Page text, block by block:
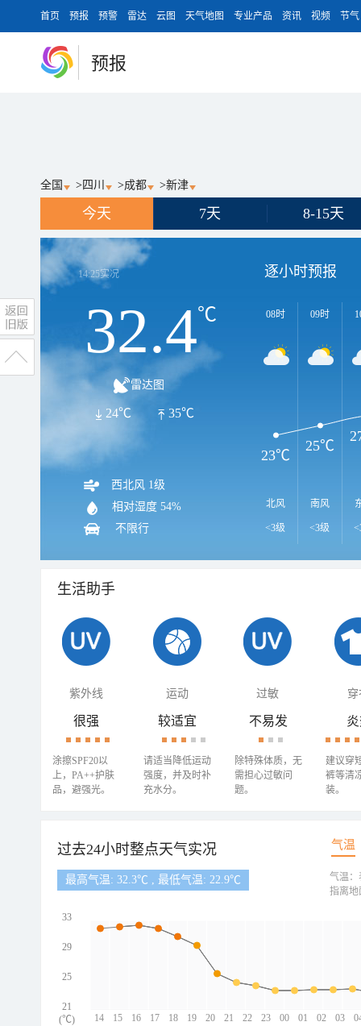
首页 预报 预警 雷达 云图 天气地图 专业产品 资讯 视频 节气
预报
全国 > 四川 >成都 >新津
今天 7天 8-15天
14:25实况
32.4℃
雷达图
35℃
24℃
西北风 1级
相对湿度 54%
不限行
逐小时预报
08时
北风
<3级
09时
南风
<3级
23℃
25℃
生活助手
紫外线 运动 过敏 穿
很强
涂擦SPF20以
上，PA++护肤
品，避强光。
较适宜
请适当降低运动
强度，并及时补
充水分。
不易发
除特殊体质，无
需担心过敏问
题。
建议穿
裤等清
装。
过去24小时整点天气实况 气温
最高气温: 32.3℃ , 最低气温: 22.9℃
14 15 16 17 18 19 20 21 22 23 00 01 02 03
33
29
25
21
(℃)
气温：
指离地